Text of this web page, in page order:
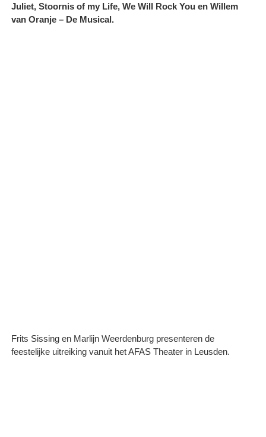
Juliet, Stoornis of my Life, We Will Rock You en Willem
van Oranje – De Musical.
Frits Sissing en Marlijn Weerdenburg presenteren de
feestelijke uitreiking vanuit het AFAS Theater in Leusden.